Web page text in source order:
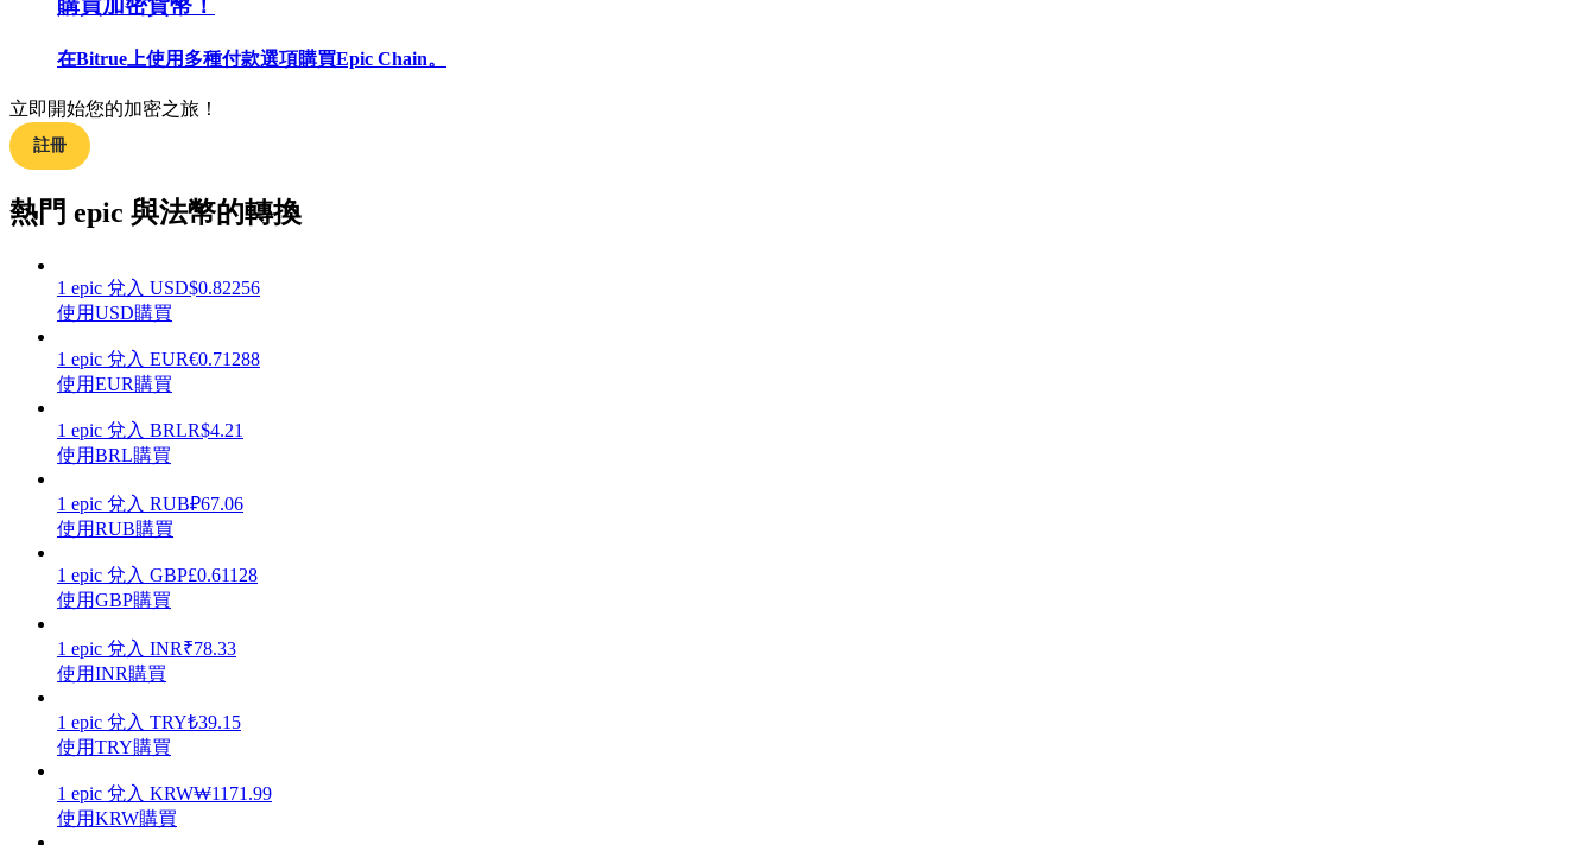
合約指南
合約功能使用指南
學習如何保持盈利
購買加密貨幣！
在Bitrue上使用多種付款選項購買Epic Chain。
立即開始您的加密之旅！
註冊
熱門 epic 與法幣的轉換
1 epic 兌入 USD$0.82256
使用USD購買
1 epic 兌入 EUR€0.71288
使用EUR購買
1 epic 兌入 BRLR$4.21
使用BRL購買
1 epic 兌入 RUB₽67.06
使用RUB購買
1 epic 兌入 GBP£0.61128
使用GBP購買
1 epic 兌入 INR₹78.33
使用INR購買
1 epic 兌入 TRY₺39.15
使用TRY購買
1 epic 兌入 KRW₩1171.99
使用KRW購買